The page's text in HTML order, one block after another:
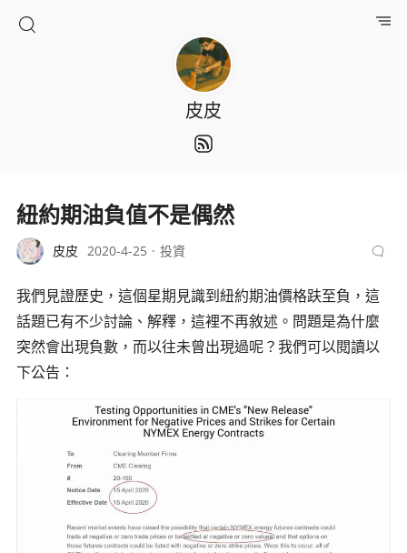
皮皮
紐約期油負值不是偶然
皮皮 2020-4-25 投資
我們見證歷史，這個星期見識到紐約期油價格趺至負，這
話題已有不少討論、解釋，這裡不再敘述。問題是為什麼
突然會出現負數，而以往未曾出現過呢？我們可以閱讀以
下公告：